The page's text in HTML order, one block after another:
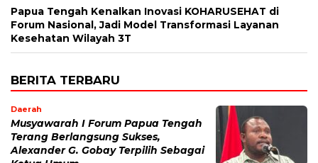
Papua Tengah Kenalkan Inovasi KOHARUSEHAT di
Forum Nasional, Jadi Model Transformasi Layanan
Kesehatan Wilayah 3T
BERITA TERBARU
Daerah
Musyawarah I Forum Papua Tengah
Terang Berlangsung Sukses,
Alexander G. Gobay Terpilih Sebagai